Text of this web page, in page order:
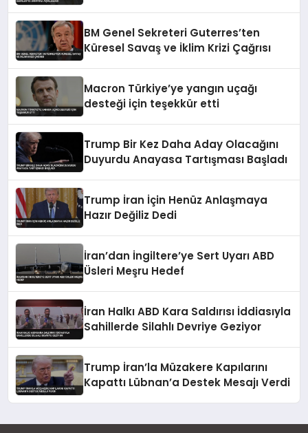
BM Genel Sekreteri Guterres’ten
Küresel Savaş ve İklim Krizi Çağrısı
Macron Türkiye’ye yangın uçağı
desteği için teşekkür etti
Trump Bir Kez Daha Aday Olacağını
Duyurdu Anayasa Tartışması Başladı
Trump İran İçin Henüz Anlaşmaya
Hazır Değiliz Dedi
İran’dan İngiltere’ye Sert Uyarı ABD
Üsleri Meşru Hedef
İran Halkı ABD Kara Saldırısı İddiasıyla
Sahillerde Silahlı Devriye Geziyor
Trump İran’la Müzakere Kapılarını
Kapattı Lübnan’a Destek Mesajı Verdi